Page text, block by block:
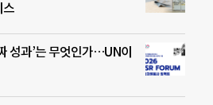
스
성과’는 무엇인가…UN이